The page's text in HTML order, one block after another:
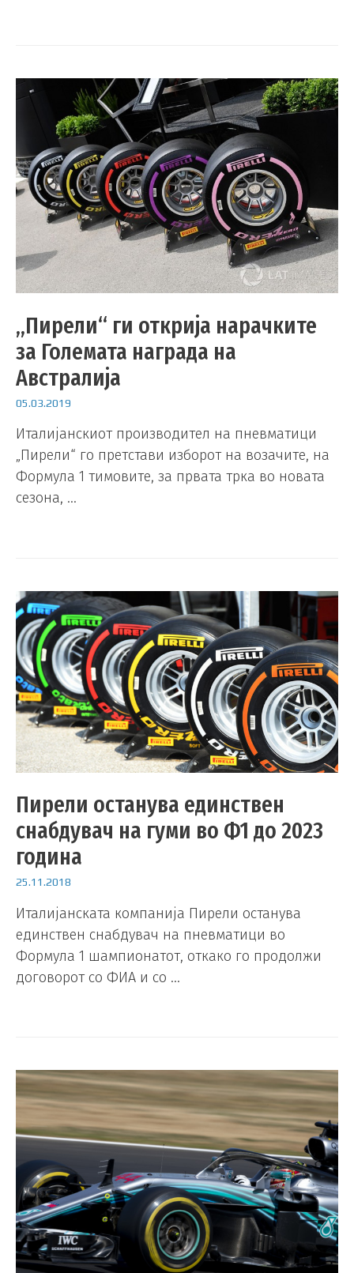
„Пирели“ ги открија нарачките
за Големата награда на
Австралија
05.03.2019
Италијанскиот производител на пневматици
„Пирели“ го претстави изборот на возачите, на
Формула 1 тимовите, за првата трка во новата
сезона, …
Пирели останува единствен
снабдувач на гуми во Ф1 до 2023
година
25.11.2018
Италијанската компанија Пирели останува
единствен снабдувач на пневматици во
Формула 1 шампионатот, откако го продолжи
договорот со ФИА и со …